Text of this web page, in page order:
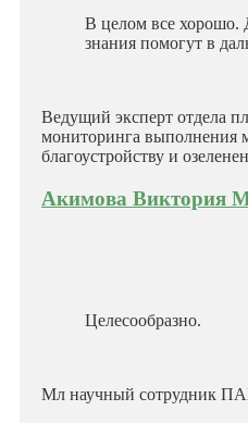
В целом все хорошо.
знания помогут в
Ведущий эксперт отдела
мониторинга выполнения
благоустройству и
Акимова Виктория
Целесообразно.
Мл научный сотрудник